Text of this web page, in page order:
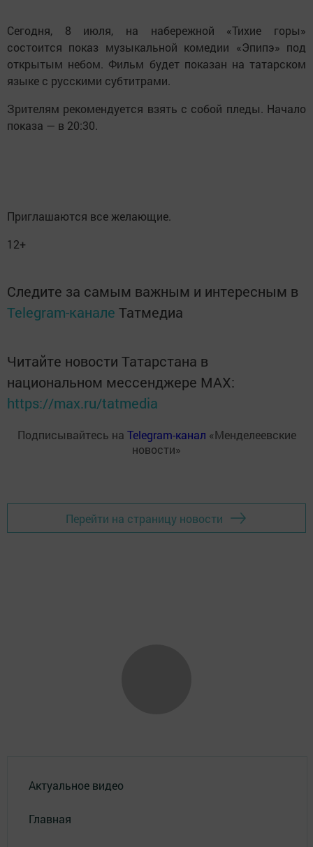
Сегодня, 8 июля, на набережной «Тихие горы»
состоится показ музыкальной комедии «Эпипэ» под
открытым небом. Фильм будет показан на татарском
языке с русскими субтитрами.
Зрителям рекомендуется взять с собой пледы. Начало
показа — в 20:30.
Приглашаются все желающие.
12+
Следите за самым важным и интересным в
Telegram-канале Татмедиа
Читайте новости Татарстана в
национальном мессенджере MАХ:
https://max.ru/tatmedia
Подписывайтесь на Telegram-канал «Менделеевские
новости»
Перейти на страницу новости
Актуальное видео
Главная